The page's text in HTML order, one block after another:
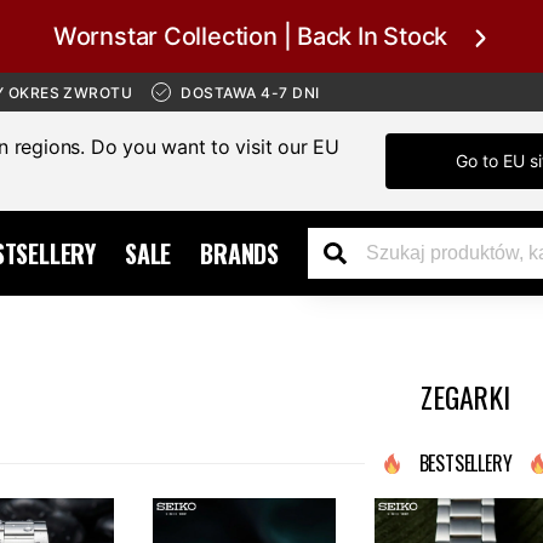
Wornstar Collection | Back In Stock
ZWROTU DOSTAWA 4-7 DNI
regions. Do you want to visit our EU
Go to EU
SALE BRANDS
ZEGARKI
BESTSELLERY